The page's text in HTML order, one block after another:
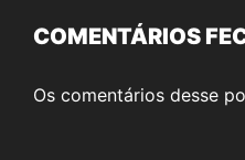
COMENTÁRIOS
Os comentários desse